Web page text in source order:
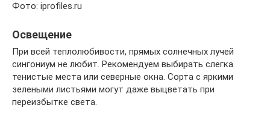
Фото: iprofiles.ru
Освещение
При всей теплолюбивости, прямых солнечных лучей
сингониум не любит. Рекомендуем выбирать слегка
тенистые места или северные окна. Сорта с яркими
зелеными листьями могут даже выцветать при
переизбытке света.